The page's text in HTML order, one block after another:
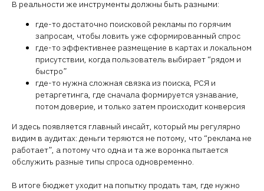
В реальности же инструменты должны быть разными:
где-то достаточно поисковой рекламы по горячим
запросам, чтобы ловить уже сформированный спрос
где-то эффективнее размещение в картах и локальном
присутствии, когда пользователь выбирает “рядом и
быстро”
где-то нужна сложная связка из поиска, РСЯ и
ретаргетинга, где сначала формируется узнавание,
потом доверие, и только затем происходит конверсия
И здесь появляется главный инсайт, который мы регулярно
видим в аудитах: деньги теряются не потому, что “реклама не
работает”, а потому что одна и та же воронка пытается
обслужить разные типы спроса одновременно.
В итоге бюджет уходит на попытку продать там, где нужно